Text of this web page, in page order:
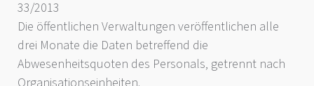
33/2013
Die öffentlichen Verwaltungen veröffentlichen alle
drei Monate die Daten betreffend die
Abwesenheitsquoten des Personals, getrennt nach